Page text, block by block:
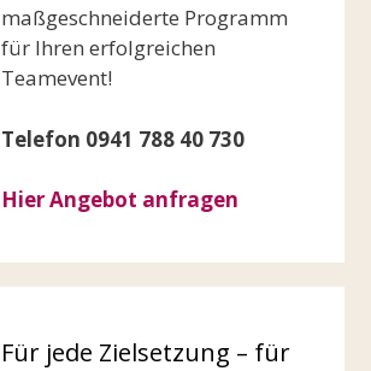
maßgeschneiderte Programm
für Ihren erfolgreichen
Teamevent!
Telefon 0941 788 40 730
Hier Angebot anfragen
Für jede Zielsetzung – für